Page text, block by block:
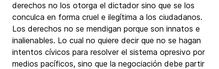
derechos no los otorga el dictador sino que se los
conculca en forma cruel e ilegítima a los ciudadanos.
Los derechos no se mendigan porque son innatos e
inalienables. Lo cual no quiere decir que no se hagan
intentos cívicos para resolver el sistema opresivo por
medios pacíficos, sino que la negociación debe partir